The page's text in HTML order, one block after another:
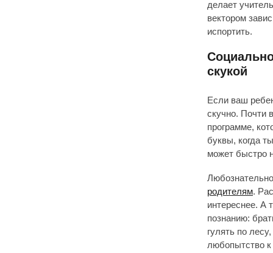
делает
вектором
испортить.
скукой
Если ваш
скучно. Почти
программе,
буквы, когда
может быстро
родителям.
интереснее. А
познанию:
гулять по
любопытство к